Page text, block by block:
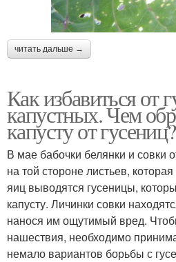
читать дальше →
Как избавиться от
капустных. Чем
капусту от гусениц?
В мае бабочки белянки и совки
на той стороне листьев,
яиц выводятся гусеницы,
капусту. Личинки совки
нанося им ощутимый вред.
нашествия, необходимо
немало вариантов борьбы с